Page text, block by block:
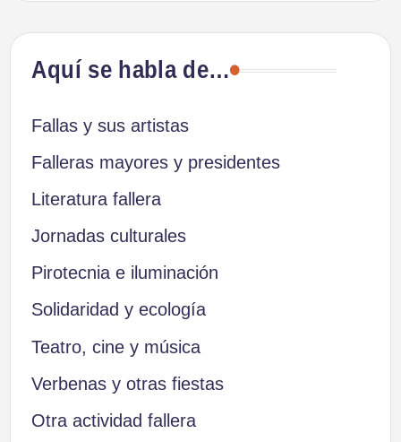
Aquí se habla de…
Fallas y sus artistas
Falleras mayores y presidentes
Literatura fallera
Jornadas culturales
Pirotecnia e iluminación
Solidaridad y ecología
Teatro, cine y música
Verbenas y otras fiestas
Otra actividad fallera